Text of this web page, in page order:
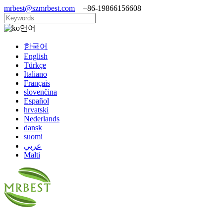
mrbest@szmrbest.com +86-19866156608
언어
한국어
English
Türkçe
Italiano
Français
slovenčina
Español
hrvatski
Nederlands
dansk
suomi
عربي
Malti